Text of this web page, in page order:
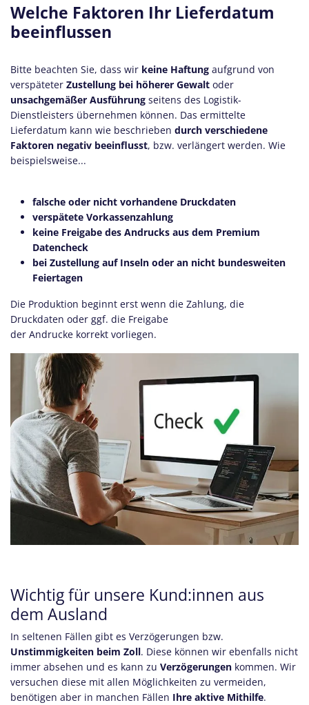
Welche Faktoren Ihr Lieferdatum
beeinflussen
Bitte beachten Sie, dass wir keine Haftung aufgrund von
verspäteter Zustellung bei höherer Gewalt oder
unsachgemäßer Ausführung seitens des Logistik-
Dienstleisters übernehmen können. Das ermittelte
Lieferdatum kann wie beschrieben durch verschiedene
Faktoren negativ beeinflusst, bzw. verlängert werden. Wie
beispielsweise...
falsche oder nicht vorhandene Druckdaten
verspätete Vorkassenzahlung
keine Freigabe des Andrucks aus dem Premium
Datencheck
bei Zustellung auf Inseln oder an nicht bundesweiten
Feiertagen
Die Produktion beginnt erst wenn die Zahlung, die
Druckdaten oder ggf. die Freigabe
der Andrucke korrekt vorliegen.
Wichtig für unsere Kund:innen aus
dem Ausland
In seltenen Fällen gibt es Verzögerungen bzw.
Unstimmigkeiten beim Zoll. Diese können wir ebenfalls nicht
immer absehen und es kann zu Verzögerungen kommen. Wir
versuchen diese mit allen Möglichkeiten zu vermeiden,
benötigen aber in manchen Fällen Ihre aktive Mithilfe.